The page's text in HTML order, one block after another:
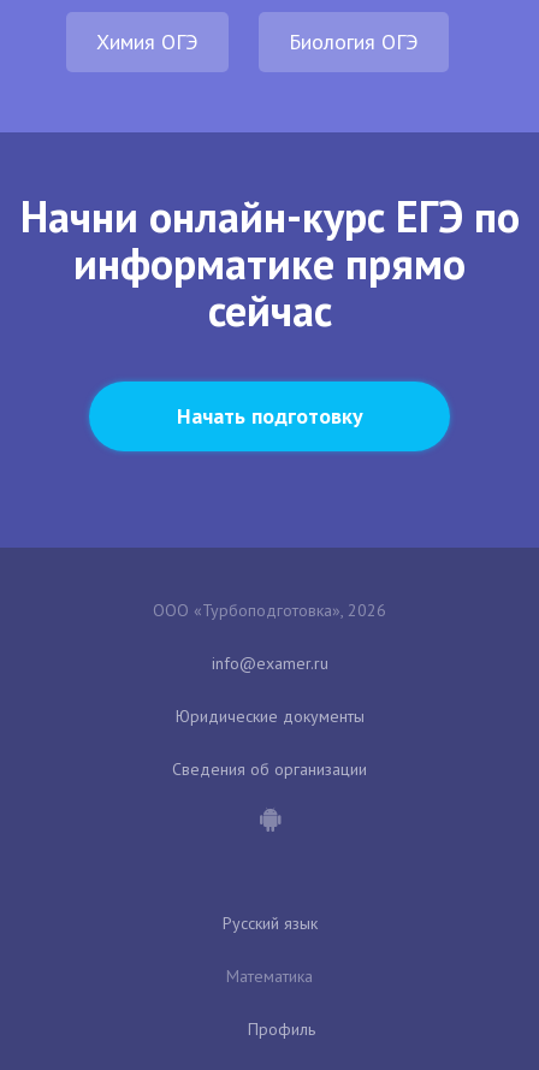
Химия ОГЭ Биология ОГЭ
Начни онлайн-курс ЕГЭ по
информатике прямо
сейчас
Начать подготовку
ООО «Турбоподготовка», 2026
Юридические документы
Сведения об организации
Русский язык
Математика
Профиль